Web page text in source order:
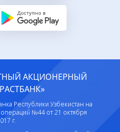
АКЦИОНЕРНЫЙ
Республики Узбекистан на
№44 от 21 октября
г.